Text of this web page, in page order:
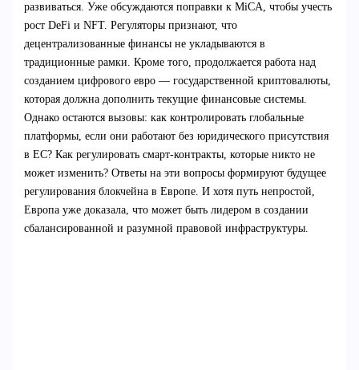
развиваться. Уже обсуждаются поправки к MiCA, чтобы учесть
рост DeFi и NFT. Регуляторы признают, что
децентрализованные финансы не укладываются в
традиционные рамки. Кроме того, продолжается работа над
созданием цифрового евро — государственной криптовалюты,
которая должна дополнить текущие финансовые системы.
Однако остаются вызовы: как контролировать глобальные
платформы, если они работают без юридического присутствия
в ЕС? Как регулировать смарт-контракты, которые никто не
может изменить? Ответы на эти вопросы формируют будущее
регулирования блокчейна в Европе. И хотя путь непростой,
Европа уже доказала, что может быть лидером в создании
сбалансированной и разумной правовой инфраструктуры.